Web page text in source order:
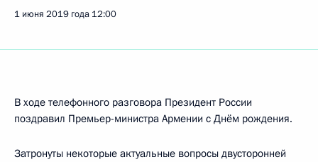
1 июня 2019 года 12:00
В ходе телефонного разговора Президент России
поздравил Премьер-министра Армении с Днём рождения.
Затронуты некоторые актуальные вопросы двусторонней